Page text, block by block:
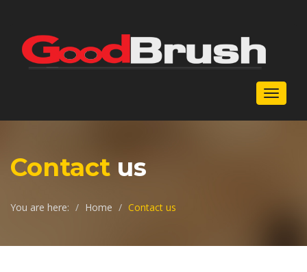
Toggle
Contact us
You are here: Home Contact us